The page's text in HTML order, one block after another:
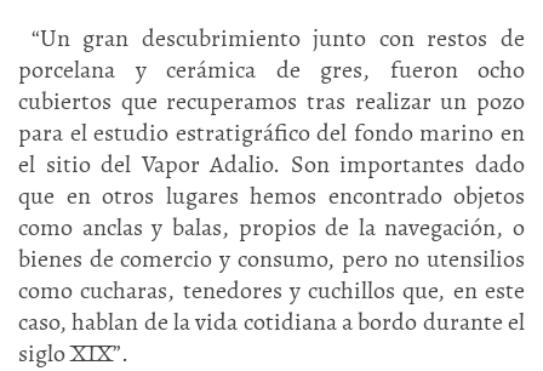
“Un gran descubrimiento junto con restos de
porcelana y cerámica de gres, fueron ocho
cubiertos que recuperamos tras realizar un pozo
para el estudio estratigráfico del fondo marino en
el sitio del Vapor Adalio. Son importantes dado
que en otros lugares hemos encontrado objetos
como anclas y balas, propios de la navegación, o
bienes de comercio y consumo, pero no utensilios
como cucharas, tenedores y cuchillos que, en este
caso, hablan de la vida cotidiana a bordo durante el
siglo XIX”.